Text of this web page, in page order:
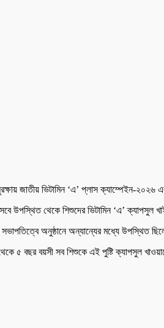
জাতীয় ভিটামিন ‘এ’ প্লাস ক্যাম্পেইন-
উপস্থিত থেকে শিশুদের ভিটামিন ‘এ’ ক্যাপসুল
অনুষ্ঠানে অন্যান্যের মধ্যে উপস্থিত
৫ বছর বয়সী সব শিশুকে এই পুষ্টি ক্যাপসুল